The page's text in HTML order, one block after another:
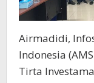
Airmadidi,
Indonesia
Tirta